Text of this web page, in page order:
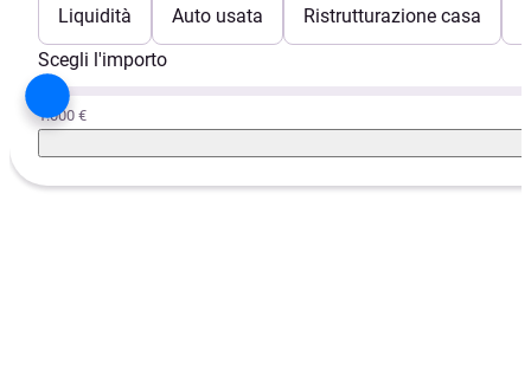
Liquidità
Auto usata Ristrutturazione casa
Scegli l'importo
1.000 €